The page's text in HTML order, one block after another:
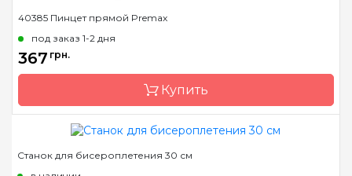
40385 Пинцет прямой Premax
под заказ 1-2 дня
367 грн.
Купить
Бренд
Станок для бисероплетения 30 см